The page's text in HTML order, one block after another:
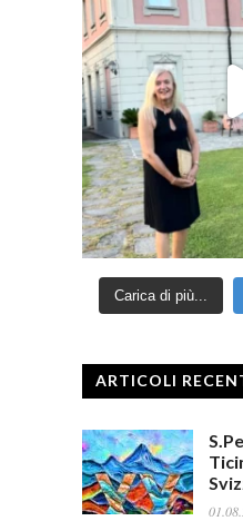
Carica di più...
ARTICOLI